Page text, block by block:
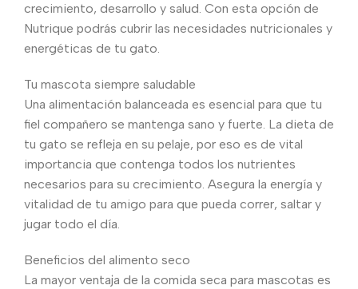
crecimiento, desarrollo y salud. Con esta opción de
Nutrique podrás cubrir las necesidades nutricionales y
energéticas de tu gato.
Tu mascota siempre saludable
Una alimentación balanceada es esencial para que tu
fiel compañero se mantenga sano y fuerte. La dieta de
tu gato se refleja en su pelaje, por eso es de vital
importancia que contenga todos los nutrientes
necesarios para su crecimiento. Asegura la energía y
vitalidad de tu amigo para que pueda correr, saltar y
jugar todo el día.
Beneficios del alimento seco
La mayor ventaja de la comida seca para mascotas es